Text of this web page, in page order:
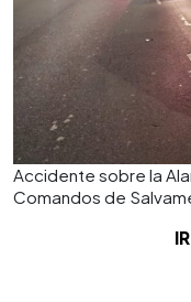
Accidente sobre la
Comandos de